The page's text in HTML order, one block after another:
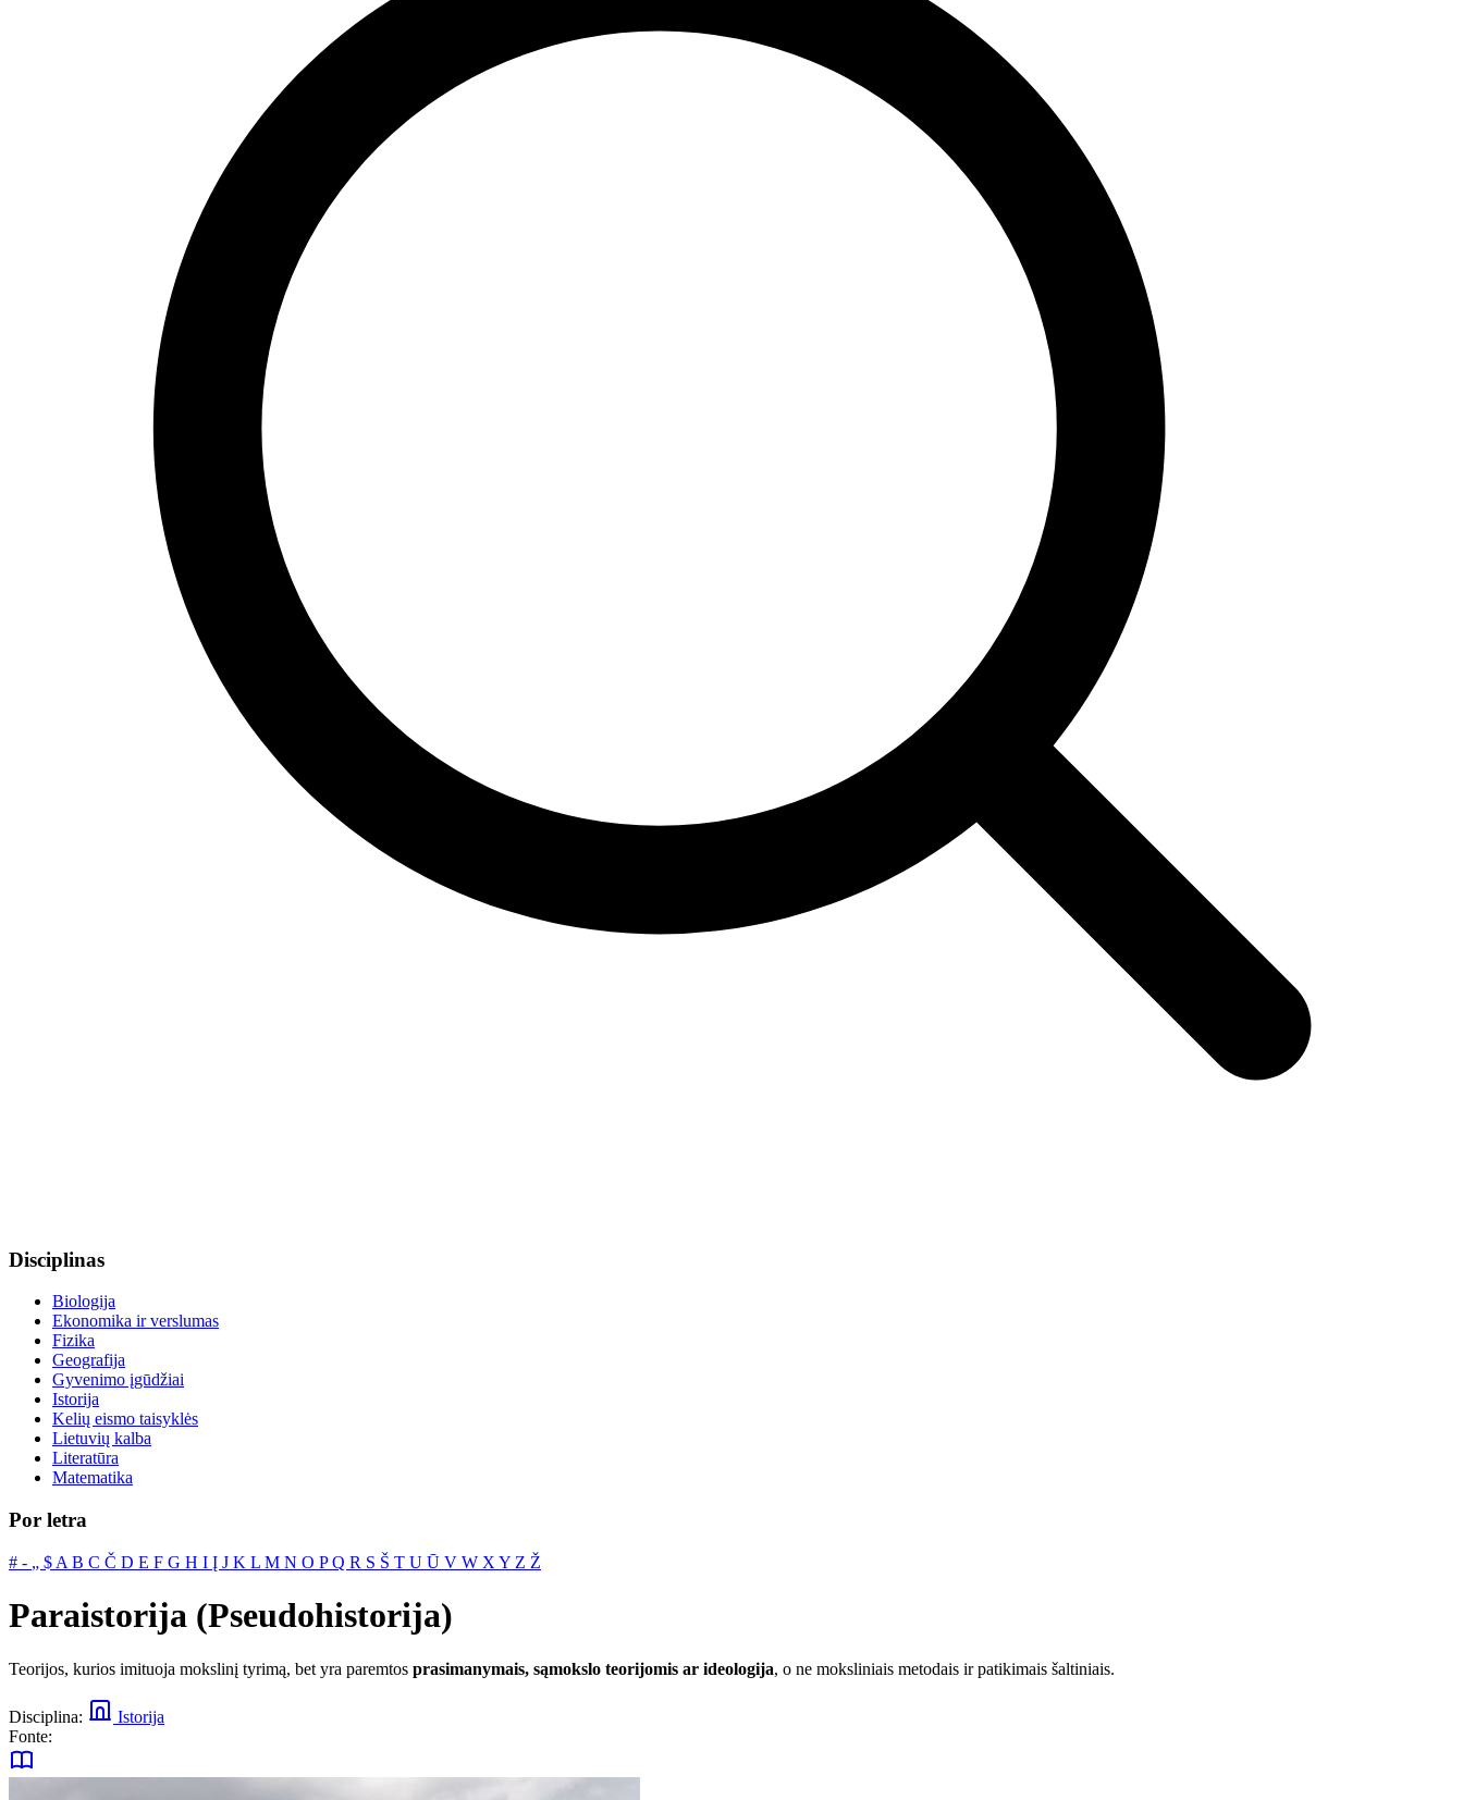
Disciplinas
Biologija
Ekonomika ir verslumas
Fizika
Geografija
Gyvenimo įgūdžiai
Istorija
Kelių eismo taisyklės
Lietuvių kalba
Literatūra
Matematika
Por letra
# ‐ „ $ A B C Č D E F G H I Į J K L M N O PQ R S Š T U Ū V W X Y Z Ž
Paraistorija (Pseudohistorija)
Teorijos, kurios imituoja mokslinį tyrimą, bet yra paremtos prasimanymais, sąmokslo teorijomis ar ideologija, o ne moksliniais metodais ir patikimais šaltiniais.
Disciplina:
Istorija
Fonte: